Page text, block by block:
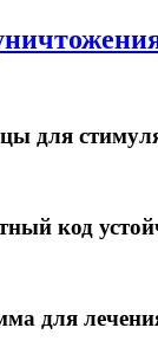
для
код
для